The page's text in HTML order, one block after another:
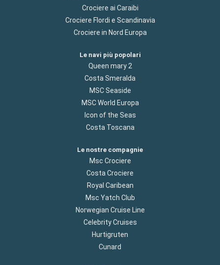
Crociere ai Caraibi
Crociere Flordi e Scandinavia
Crociere in Nord Europa
Le navi più popolari
Queen mary 2
Costa Smeralda
MSC Seaside
MSC World Europa
Icon of the Seas
Costa Toscana
Le nostre compagnie
Msc Crociere
Costa Crociere
Royal Caribean
Msc Yatch Club
Norwegian Cruise Line
Celebrity Cruises
Hurtigruten
Cunard